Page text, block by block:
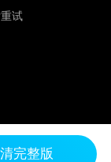
试
完整版